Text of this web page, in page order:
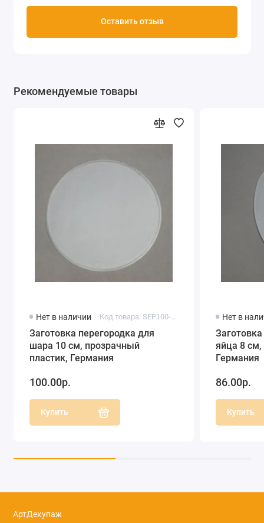
Оставить отзыв
Рекомендуемые товары
Нет в наличии Код товара: SEP100-00
Заготовка перегородка для
шара 10 см, прозрачный
пластик, Германия
100.00р.
Купить
Нет в
яйца 8 см,
Германия
86.00р.
Купить
АртДекупаж